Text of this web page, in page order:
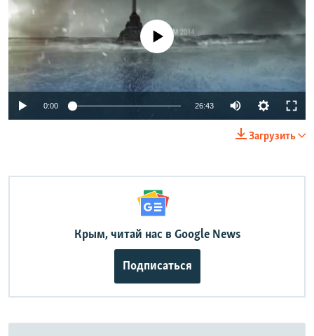
Auto 240p 360p 480p
No media source currently available
0:00 26:43
240p
480p
Загрузить
Крым, читай нас в Google News
Подписаться